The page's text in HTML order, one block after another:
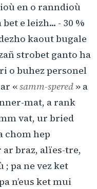
en o ranndioù
e leizh... - 30 %
kaout bugale
strobet ganto ha
o buhez personel
«samm-spered » a
mat, a rank
vat, ur bried
chom hep
ar braz, alïes-tre,
pa ne vez ket
n’eus ket mui